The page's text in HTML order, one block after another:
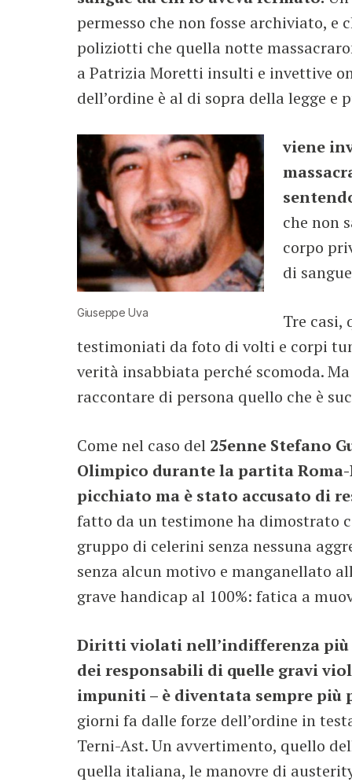
permesso che non fosse archiviato,
poliziotti che quella notte
a Patrizia Moretti insulti e invettive
dell’ordine è al di sopra della legge e
Giuseppe Uva
viene
che non
corpo
di
Tre casi,
testimoniati da foto di volti e corpi
verità insabbiata perché scomoda.
raccontare di persona quello che è
Come nel caso del 25enne Stefano
Olimpico durante la partita
picchiato ma è stato accusato di
fatto da un testimone ha dimostrato
gruppo di celerini senza nessuna
senza alcun motivo e manganellato
grave handicap al 100%: fatica a
Diritti violati nell’indifferenza più
dei responsabili di quelle gravi
impuniti – è diventata sempre più
giorni fa dalle forze dell’ordine in
Terni-Ast. Un avvertimento, quello
quella italiana, le manovre di